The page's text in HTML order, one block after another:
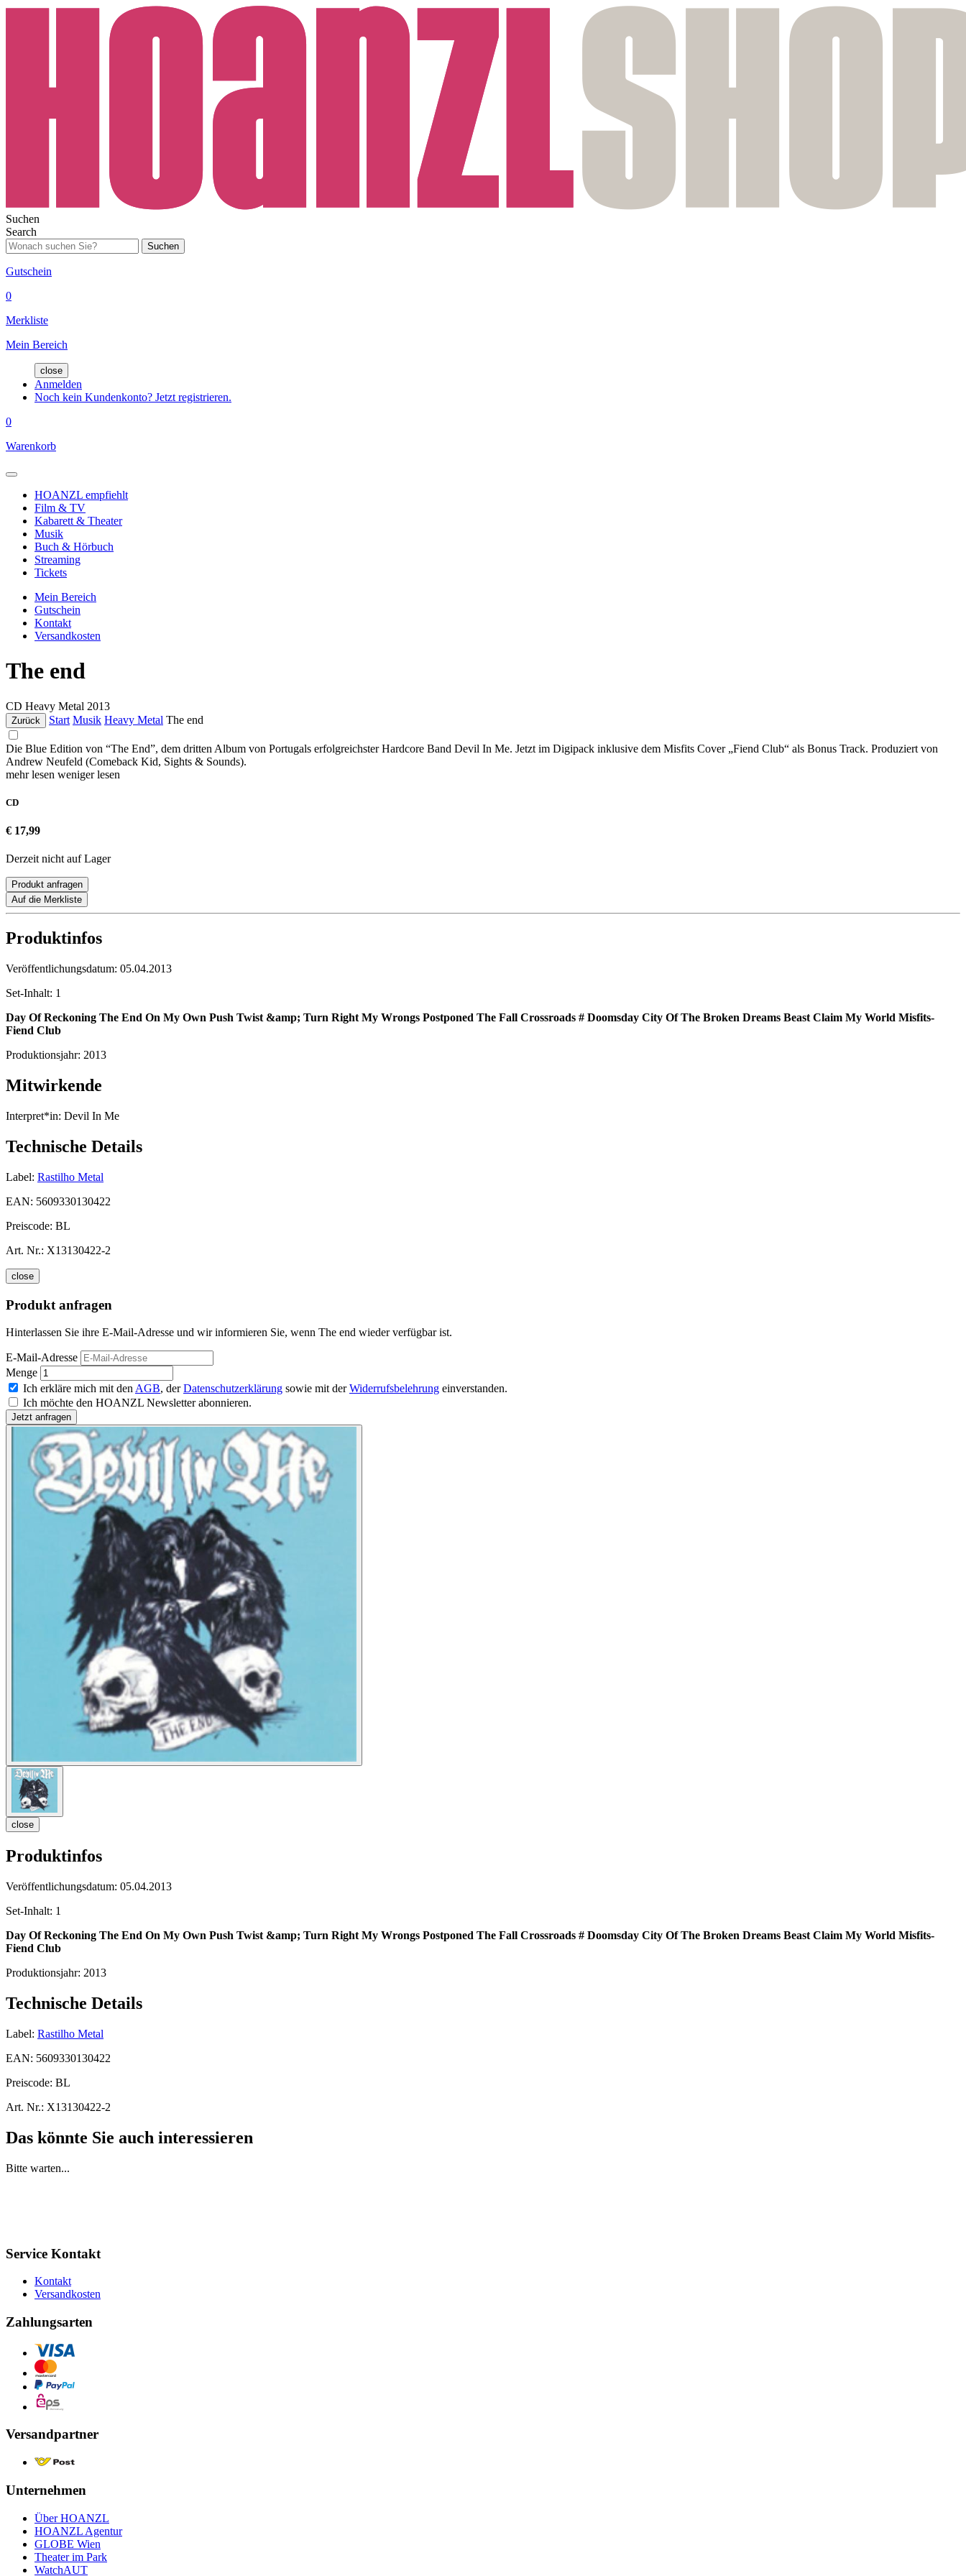
Suchen
Search
Suchen
Gutschein
0
Merkliste
Mein Bereich
close
Anmelden
Noch kein Kundenkonto? Jetzt registrieren.
0
Warenkorb
HOANZL empfiehlt
Film & TV
Kabarett & Theater
Musik
Buch & Hörbuch
Streaming
Tickets
Mein Bereich
Gutschein
Kontakt
Versandkosten
The end
CD Heavy Metal 2013
Zurück Start Musik Heavy Metal The end
Die Blue Edition von “The End”, dem dritten Album von Portugals erfolgreichster Hardcore Band Devil In Me. Jetzt im Digipack inklusive dem Misfits Cover „Fiend Club“ als Bonus Track. Produziert von
Andrew Neufeld (Comeback Kid, Sights & Sounds).
mehr lesen weniger lesen
CD
€ 17,99
Derzeit nicht auf Lager
Produkt anfragen
Auf die Merkliste
Produktinfos
Veröffentlichungsdatum: 05.04.2013
Set-Inhalt: 1
Day Of Reckoning The End On My Own Push Twist &amp; Turn Right My Wrongs Postponed The Fall Crossroads # Doomsday City Of The Broken Dreams Beast Claim My World Misfits-
Fiend Club
Produktionsjahr: 2013
Mitwirkende
Interpret*in: Devil In Me
Technische Details
Label: Rastilho Metal
EAN: 5609330130422
Preiscode: BL
Art. Nr.: X13130422-2
close
Produkt anfragen
Hinterlassen Sie ihre E-Mail-Adresse und wir informieren Sie, wenn The end wieder verfügbar ist.
E-Mail-Adresse
Menge
Ich erkläre mich mit den AGB, derDatenschutzerklärung sowie mit derWiderrufsbelehrung einverstanden.
Ich möchte den HOANZL Newsletter abonnieren.
close
Produktinfos
Veröffentlichungsdatum: 05.04.2013
Set-Inhalt: 1
Day Of Reckoning The End On My Own Push Twist &amp; Turn Right My Wrongs Postponed The Fall Crossroads # Doomsday City Of The Broken Dreams Beast Claim My World Misfits-
Fiend Club
Produktionsjahr: 2013
Technische Details
Label: Rastilho Metal
EAN: 5609330130422
Preiscode: BL
Art. Nr.: X13130422-2
Das könnte Sie auch interessieren
Bitte warten...
Service Kontakt
Kontakt
Versandkosten
Zahlungsarten
Versandpartner
Unternehmen
Über HOANZL
HOANZL Agentur
GLOBE Wien
Theater im Park
WatchAUT